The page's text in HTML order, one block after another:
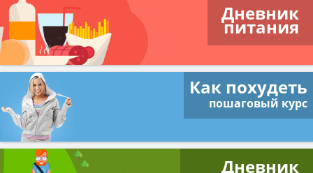
Дневник
питания
Как похудеть
пошаговый курс
Дневник